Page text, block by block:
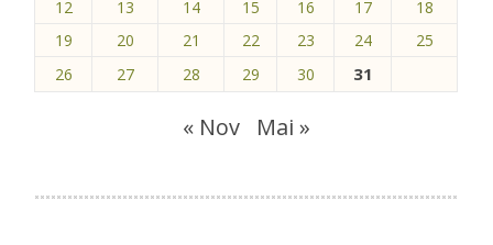
12
13 14 15 16 17
18
19
20 21 22 23 24
25
26
27 28 29 30 31
« Nov Mai »